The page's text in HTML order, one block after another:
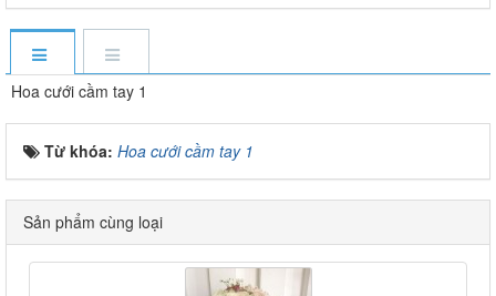
Hoa cưới cầm tay 1
Từ khóa: Hoa cưới cầm tay 1
Sản phẩm cùng loại